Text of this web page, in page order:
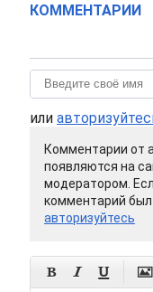
КОММЕНТАРИИ
или
Комментарии от
появляются на
модератором.
комментарий был
авторизуйтесь
   